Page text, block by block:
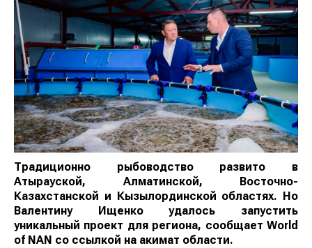
Традиционно рыбоводство развито в
Атырауской, Алматинской, Восточно-
Казахстанской и Кызылординской областях. Но
Валентину Ищенко удалось запустить
уникальный проект для региона, сообщает World
of NAN со ссылкой на акимат области.